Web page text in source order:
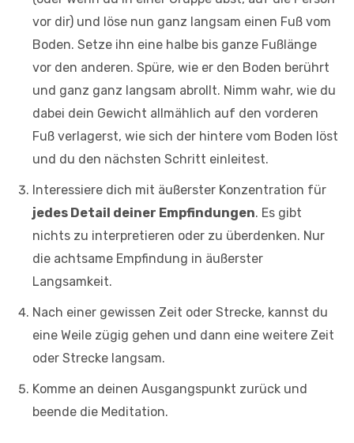
vor dir) und löse nun ganz langsam einen Fuß vom
Boden. Setze ihn eine halbe bis ganze Fußlänge
vor den anderen. Spüre, wie er den Boden berührt
und ganz ganz langsam abrollt. Nimm wahr, wie du
dabei dein Gewicht allmählich auf den vorderen
Fuß verlagerst, wie sich der hintere vom Boden löst
und du den nächsten Schritt einleitest.
Interessiere dich mit äußerster Konzentration für
jedes Detail deiner Empfindungen. Es gibt
nichts zu interpretieren oder zu überdenken. Nur
die achtsame Empfindung in äußerster
Langsamkeit.
Nach einer gewissen Zeit oder Strecke, kannst du
eine Weile zügig gehen und dann eine weitere Zeit
oder Strecke langsam.
Komme an deinen Ausgangspunkt zurück und
beende die Meditation.